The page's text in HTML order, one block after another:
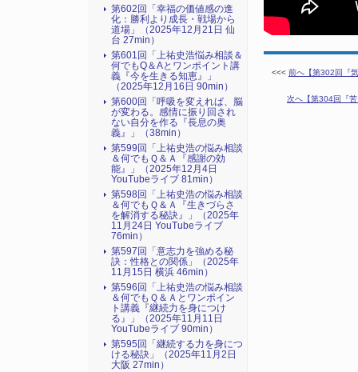
<<< 前へ【第302回『
次へ【第304回『
第602回「幸福の価値感の進
化：勝利より成長・戦場から
道場」（2025年12月21日 仙
台 27min）
第601回「上祐史浩悩み相談＆
何でもQ＆Aとワンポイント講
義『今を生きる知恵』」
（2025年12月16日 90min）
第600回「呼吸を変えれば、脳
が変わる。感情に振り回され
ない自分を作る『長息の奥
義』」（38min）
第599回「上祐史浩の悩み相談
＆何でもＱ＆Ａ『感謝の効
能』」（2025年12月4日
YouTubeライブ 81min）
第598回「上祐史浩の悩み相談
＆何でもＱ＆Ａ『生きづらさ
を解消する秘訣』​」（2025年
11月24日 YouTubeライブ
76min）
第597回「意志力を強める秘
訣：性格との関係」（2025年
11月15日 横浜 46min）
第596回「上祐史浩の悩み相談
＆何でもＱ＆Ａとワンポイン
ト講義『継続力を身につけ
る』​」（2025年11月11日
YouTubeライブ 90min）
第595回「継続する力を身につ
ける秘訣」（2025年11月2日
大阪 27min）